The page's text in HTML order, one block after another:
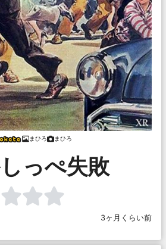
まひろ まひろ
っぺ失敗
3ヶ月くらい前